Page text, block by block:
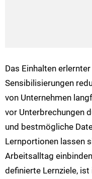
Das Einhalten
Sensibilisierungen
von Unternehmen
vor Unterbrechungen
und bestmögliche
Lernportionen lassen
Arbeitsalltag
definierte Lernziele,